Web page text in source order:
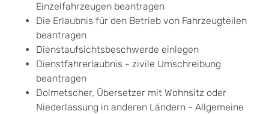
Einzelfahrzeugen beantragen
Die Erlaubnis für den Betrieb von Fahrzeugteilen
beantragen
Dienstaufsichtsbeschwerde einlegen
Dienstfahrerlaubnis - zivile Umschreibung
beantragen
Dolmetscher, Übersetzer mit Wohnsitz oder
Niederlassung in anderen Ländern - Allgemeine